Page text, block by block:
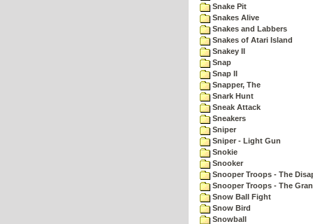
Snake Pit
Snakes Alive
Snakes and Labbers
Snakes of Atari Island
Snakey II
Snap
Snap II
Snapper, The
Snark Hunt
Sneak Attack
Sneakers
Sniper
Sniper - Light Gun
Snokie
Snooker
Snooper Troops - The
Snooper Troops - The
Snow Ball Fight
Snow Bird
Snowball